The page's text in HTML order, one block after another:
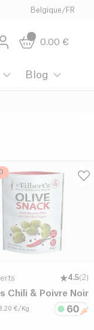
Belgique /FR
0.00 €
Blog
4.5(2)
Chili & Poivre Noir
€/Kg